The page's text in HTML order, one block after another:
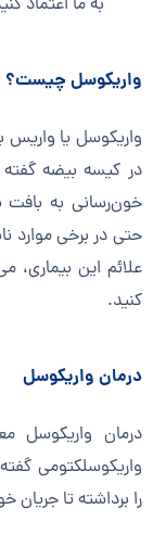
واریکوسل چیست؟
واریکوسل یا
در کیسه بیضه
خون‌رسانی به بافت
حتی در برخی موارد
علائم این بیماری،
کنید.
درمان واریکوسل
درمان واریکوسل
واریکوسلکتومی
را برداشته تا جریان